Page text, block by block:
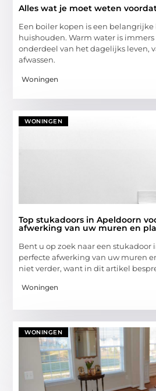
Alles wat je moet weten
Een boiler kopen is een belangrijke
huishouden. Warm water is immers
onderdeel van het dagelijks leven,
afwassen.
Woningen
WONINGEN
Top stukadoors in Apeldoorn
afwerking van uw muren en
Bent u op zoek naar een stukadoor
perfecte afwerking van uw muren
niet verder, want in dit artikel
Woningen
WONINGEN